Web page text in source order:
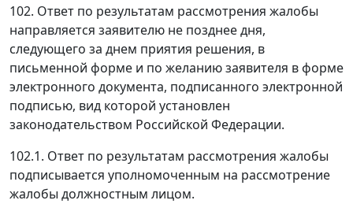
102. Ответ по результатам рассмотрения жалобы
направляется заявителю не позднее дня,
следующего за днем приятия решения, в
письменной форме и по желанию заявителя в форме
электронного документа, подписанного электронной
подписью, вид которой установлен
законодательством Российской Федерации.
102.1. Ответ по результатам рассмотрения жалобы
подписывается уполномоченным на рассмотрение
жалобы должностным лицом.